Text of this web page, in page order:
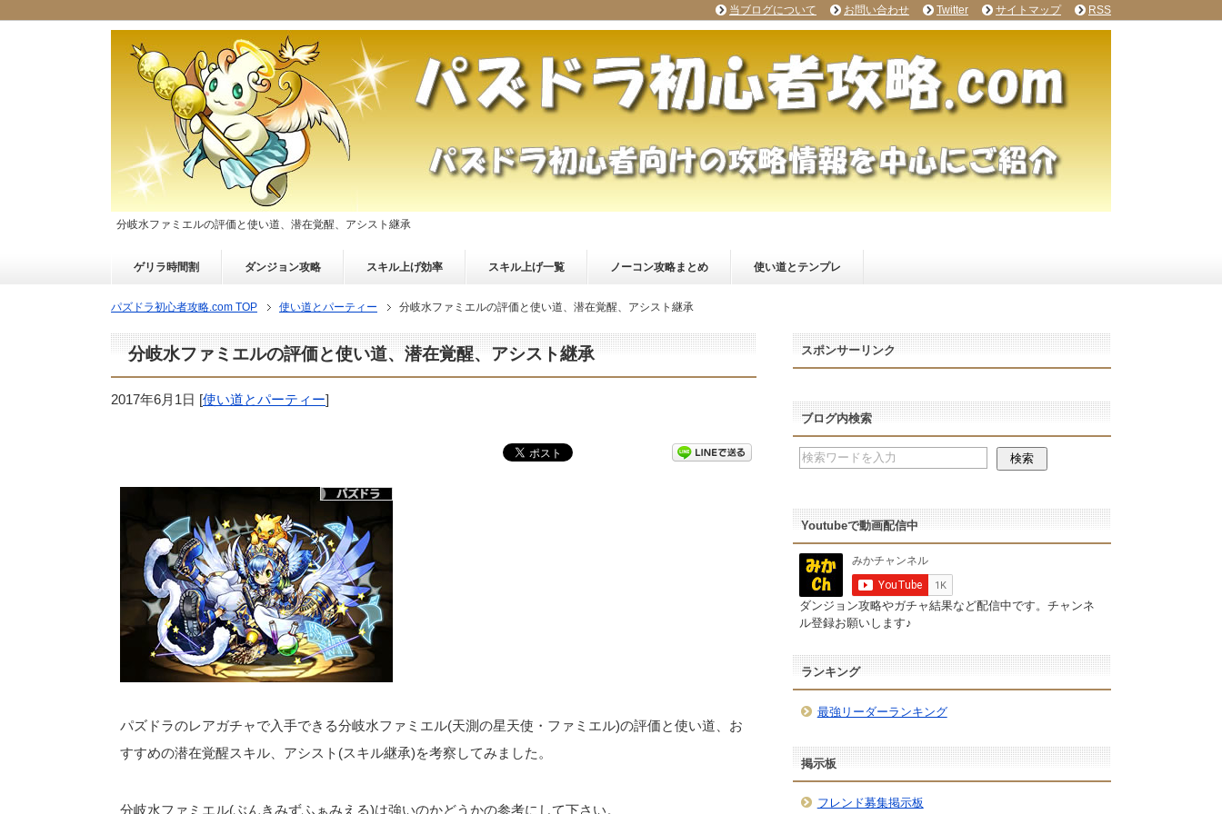
分岐水ファミエルの評価と使い道、潜在覚醒、アシスト継承
ゲリラ時間割 ダンジョン攻略 スキル上げ効率 スキル上げ一覧 ノーコン攻略まとめ 使い道とテンプレ
パズドラ初心者攻略.com TOP 使い道とパーティー 分岐水ファミエルの評価と使い道、潜在覚醒、アシスト継承
分岐水ファミエルの評価と使い道、潜在覚醒、アシスト継承
2017年6月1日 [使い道とパーティー]
パズドラのレアガチャで入手できる分岐水ファミエル(天測の星天使・ファミエル)の評価と使い道、お
すすめの潜在覚醒スキル、アシスト(スキル継承)を考察してみました。
分岐水ファミエル(ぶんきみずふぁみえる)は強いのかどうかの参考にして下さい。
スポンサーリンク
ブログ内検索
Youtubeで動画配信中
ダンジョン攻略やガチャ結果など配信中です。チャンネ
ル登録お願いします♪
ランキング
最強リーダーランキング
掲示板
フレンド募集掲示板
当ブログについて お問い合わせ Twitter サイトマップ RSS